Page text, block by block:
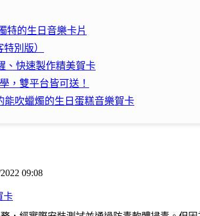
特的生日音樂卡片
別版）
、快速製作精美賀卡
，雙平台皆可送！
能吹蠟燭的生日蛋糕音樂賀卡
09:08
卡